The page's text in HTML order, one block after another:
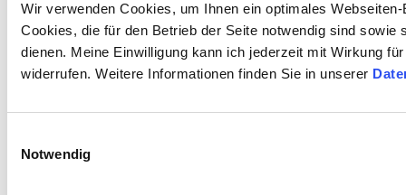
Wir verwenden Cookies, um Ihnen ein optimales
Cookies, die für den Betrieb der Seite notwendig sind sowie
dienen. Meine Einwilligung kann ich jederzeit mit Wirkung
widerrufen. Weitere Informationen finden Sie in unserer
Notwendig
Daten elektronisch verarbeitet werden. Ihre Daten werden nur streng
zweckgebunden zur Bearbeitung und Beantwortung Ihres Anliegens
genutzt. Eine Weitergabe Ihrer Daten an Dritte erfolgt nur bei einer auf
einer gesetzlichen Grundlage oder gerichtlichen Entscheidung
beruhenden Verpflichtung. Diese Einwilligung können Sie jederzeit
Anmerkung: